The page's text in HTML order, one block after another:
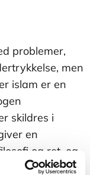
problemer,
men
islam er en
skildres i
en
og ret, og
i Europa i